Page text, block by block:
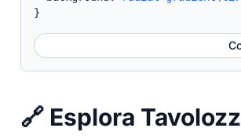
}
🔗 Esplora